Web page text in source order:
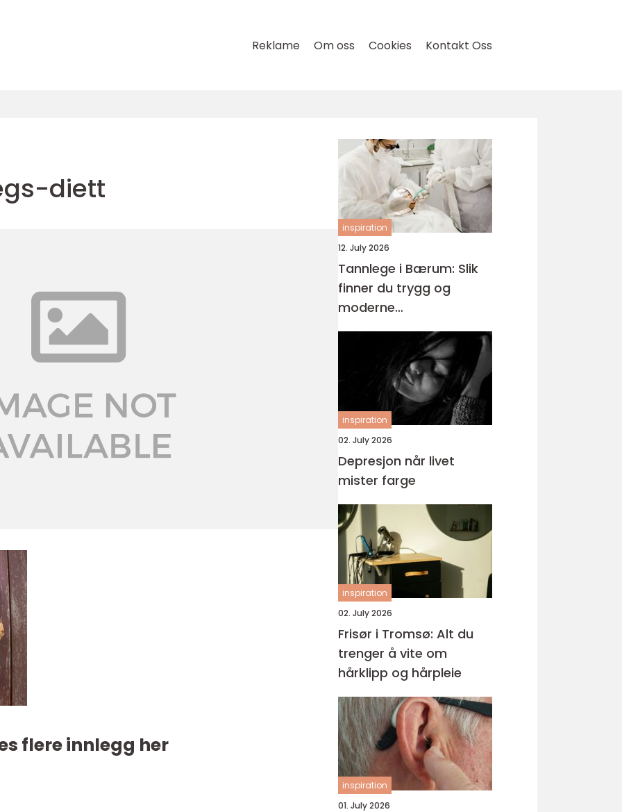
Reklame Om oss Cookies Kontakt Oss
diett
flere innlegg her
inspiration
12. July 2026
Tannlege i Bærum: Slik
finner du trygg og
moderne
tannbehandling
inspiration
02. July 2026
Depresjon når livet
mister farge
inspiration
02. July 2026
Frisør i Tromsø: Alt du
trenger å vite om
hårklipp og hårpleie
inspiration
01. July 2026